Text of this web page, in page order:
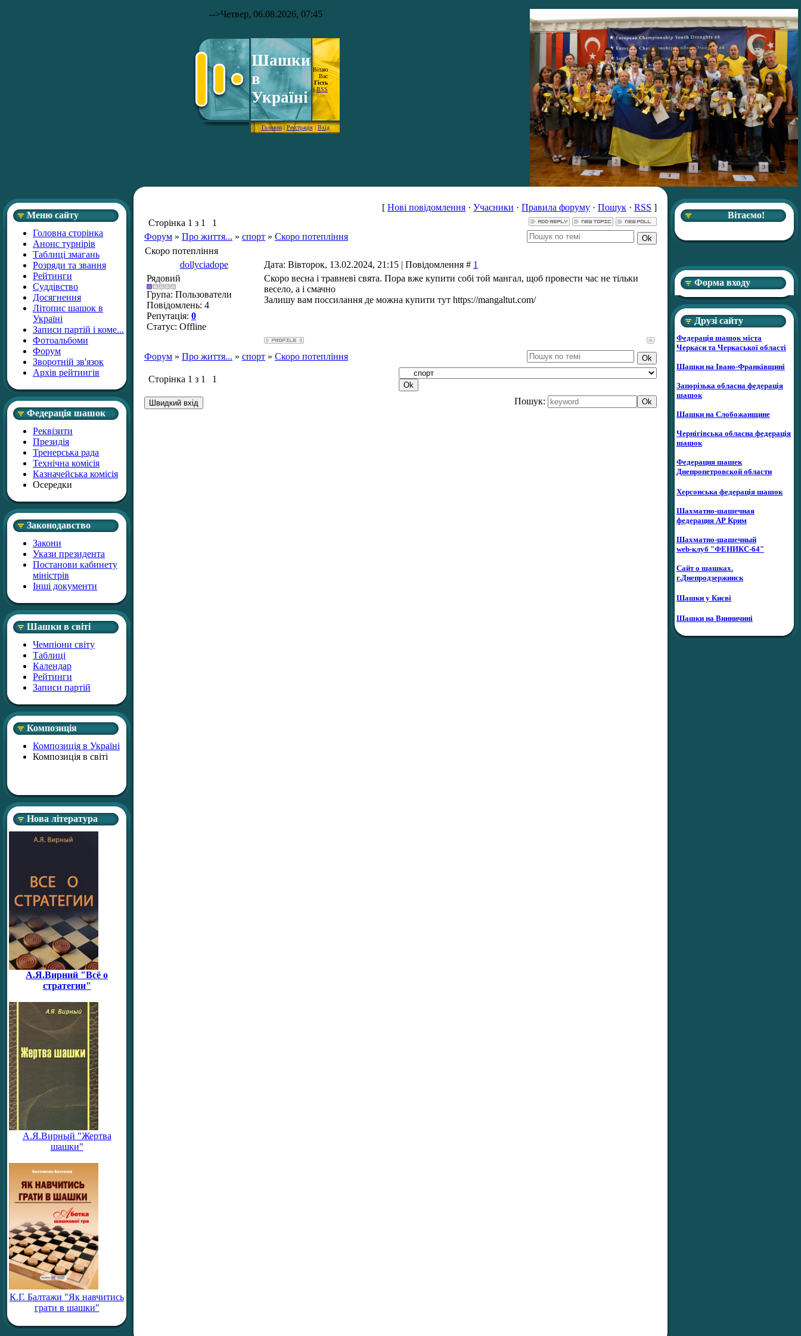
-->Четвер, 06.08.2026, 07:45
Шашки
в
Україні
Вітаю
Вас
Гість
|RSS
Головна|Реєстрація|Вхід
Меню сайту
Головна сторінка
Анонс турнірів
Таблиці змагань
Розряди та звання
Рейтинги
Суддівство
Досягнення
Літопис шашок в
Україні
Записи партій і коме...
Фотоальбоми
Форум
Зворотній зв'язок
Архів рейтингів
Федерація шашок
Реквізити
Президія
Тренерська рада
Технічна комісія
Казначейська комісія
Осередки
Законодавство
Закони
Укази президента
Постанови кабинету
міністрів
Інші документи
Шашки в світі
Чемпіони світу
Таблиці
Календар
Рейтинги
Записи партій
Композиція
Композиція в Україні
Композиція в світі
Нова література
А.Я.Вирний "Всё о
стратегии"
А.Я.Вирный "Жертва
шашки"
К.Г. Балтажи "Як навчитись
грати в шашки"
[ Нові повідомлення · Учасники · Правила форуму · Пошук · RSS ]
Сторінка 1 з 1
1
Форум » Про життя... » спорт » Скоро потепління
Скоро потепління
dollyciadope
Дата: Вівторок, 13.02.2024, 21:15 | Повідомлення # 1
Рядовий
Група: Пользователи
Повідомлень: 4
Репутація: 0
Статус: Offline
Скоро весна і травневі свята. Пора вже купити собі той мангал, щоб провести час не тільки
весело, а і смачно
Залишу вам поссилання де можна купити тут https://mangaltut.com/
Форум » Про життя... » спорт » Скоро потепління
Сторінка 1 з 1 1
Пошук:
Вітаємо!
Форма входу
Друзі сайту
Федерація шашок міста
Черкаси та Черкаської області
Шашки на Івано-Франківщині
Запорізька обласна федерація
шашок
Шашки на Слобожанщине
Чернігівська обласна федерація
шашок
Федерация шашек
Днепропетровской области
Херсонська федерація шашок
Шахматно-шашечная
федерация АР Крим
Шахматно-шашечный
web-клуб "ФЕНИКС-64"
Сайт о шашках.
г.Днепродзержинск
Шашки у Києві
Шашки на Винничині